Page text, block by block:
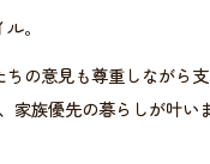
。
の意見も尊重しながら
家族優先の暮らしが叶い